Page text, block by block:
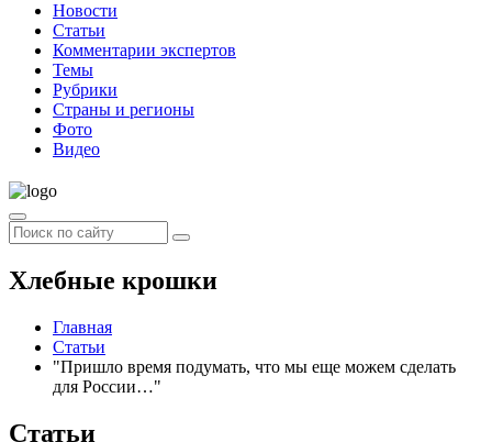
Новости
Статьи
Комментарии экспертов
Темы
Рубрики
Страны и регионы
Фото
Видео
Хлебные крошки
Главная
Статьи
"Пришло время подумать, что мы еще можем сделать
для России…"
Статьи